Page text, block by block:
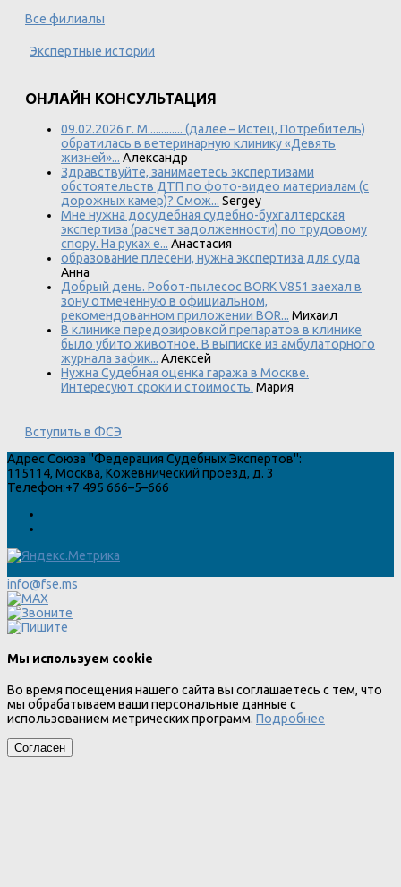
Все филиалы
Экспертные истории
ОНЛАЙН КОНСУЛЬТАЦИЯ
09.02.2026 г. М............. (далее – Истец, Потребитель)
обратилась в ветеринарную клинику «Девять
жизней»... Александр
Здравствуйте, занимаетесь экспертизами
обстоятельств ДТП по фото-видео материалам (с
дорожных камер)? Смож... Sergey
Мне нужна досудебная судебно-бухгалтерская
экспертиза (расчет задолженности) по трудовому
спору. На руках е... Анастасия
образование плесени, нужна экспертиза для суда
Анна
Добрый день. Робот-пылесос BORK V851 заехал в
зону отмеченную в официальном,
рекомендованном приложении BOR... Михаил
В клинике передозировкой препаратов в клинике
было убито животное. В выписке из амбулаторного
журнала зафик... Алексей
Нужна Судебная оценка гаража в Москве.
Интересуют сроки и стоимость. Мария
Вступить в ФСЭ
Адрес Союза "Федерация Судебных Экспертов":
115114, Москва, Кожевнический проезд, д. 3
Телефон:+7 495 666–5–666
info@fse.ms
Мы используем cookie
Во время посещения нашего сайта вы соглашаетесь с тем, что
мы обрабатываем ваши персональные данные с
использованием метрических программ. Подробнее
Согласен